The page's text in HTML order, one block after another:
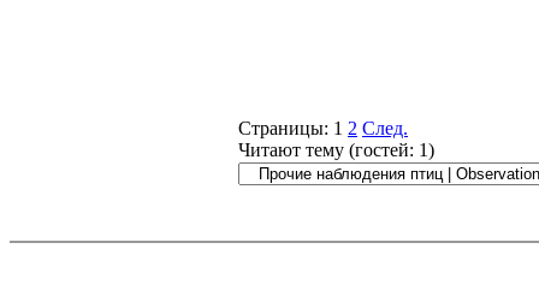
Страницы: 1 2 След.
Читают тему (гостей: 1)